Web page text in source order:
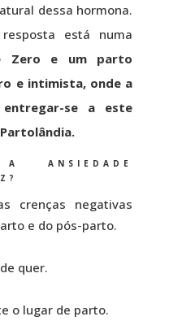
dessa hormona.
está numa
Zero e um parto
e intimista, onde a
se a este
ANSIEDADE
crenças negativas
e do pós-parto.
quer.
o lugar de parto.